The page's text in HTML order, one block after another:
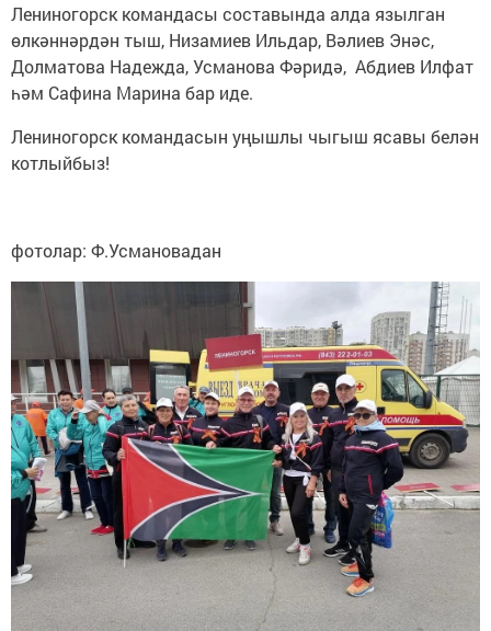
Лениногорск командасы составында алда язылган
өлкәннәрдән тыш, Низамиев Ильдар, Вәлиев Энәс,
Долматова Надежда, Усманова Фәридә, Абдиев Илфат
һәм Сафина Марина бар иде.
Лениногорск командасын уңышлы чыгыш ясавы белән
котлыйбыз!
фотолар: Ф.Усмановадан